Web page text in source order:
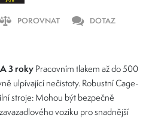
POROVNAT DOTAZ
3 roky Pracovním tlakem až do 500
ulpívající nečistoty. Robustní Cage-
stroje: Mohou být bezpečně
vozíku pro snadnější